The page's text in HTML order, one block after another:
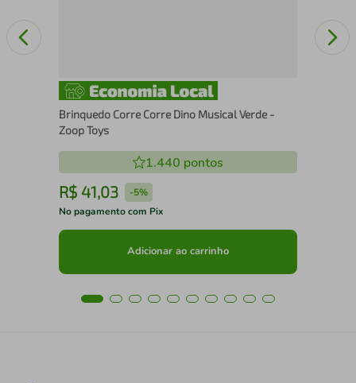
Brinquedo Corre Corre Dino Musical Verde -
Zoop Toys
1.440 pontos
R$ 41,03 -5%
No pagamento com Pix
Adicionar ao carrinho